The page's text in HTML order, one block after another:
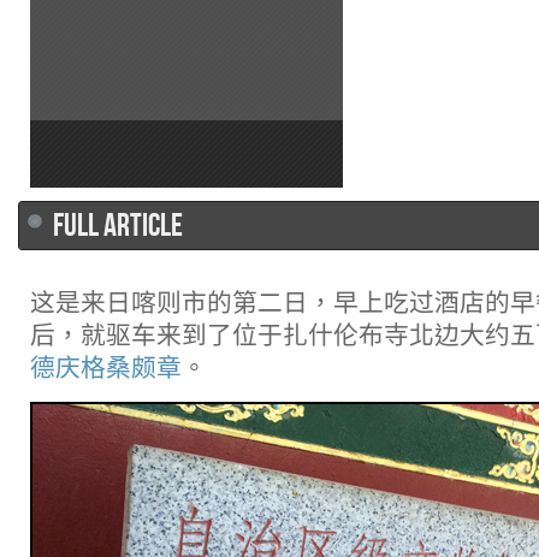
FULL ARTICLE
这是来日喀则市的第二日，早上吃过酒店的
后，就驱车来到了位于扎什伦布寺北边大约
德庆格桑颇章 。